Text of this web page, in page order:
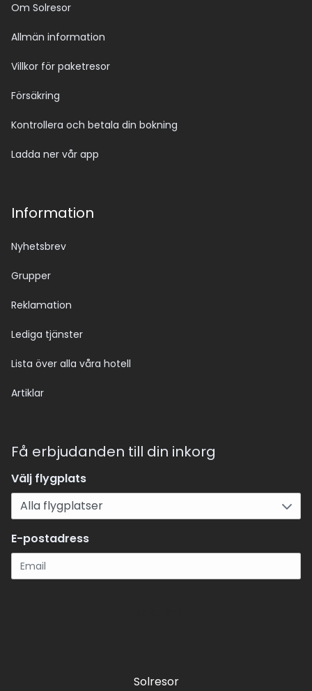
Om Solresor
Allmän information
Villkor för paketresor
Försäkring
Kontrollera och betala din bokning
Ladda ner vår app
Information
Nyhetsbrev
Grupper
Reklamation
Lediga tjänster
Lista över alla våra hotell
Artiklar
Få erbjudanden till din inkorg
Välj flygplats
E-postadress
Solresor